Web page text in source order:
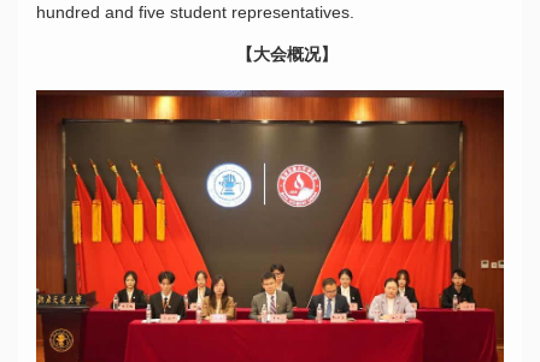
hundred and five student representatives.
【大会概况】